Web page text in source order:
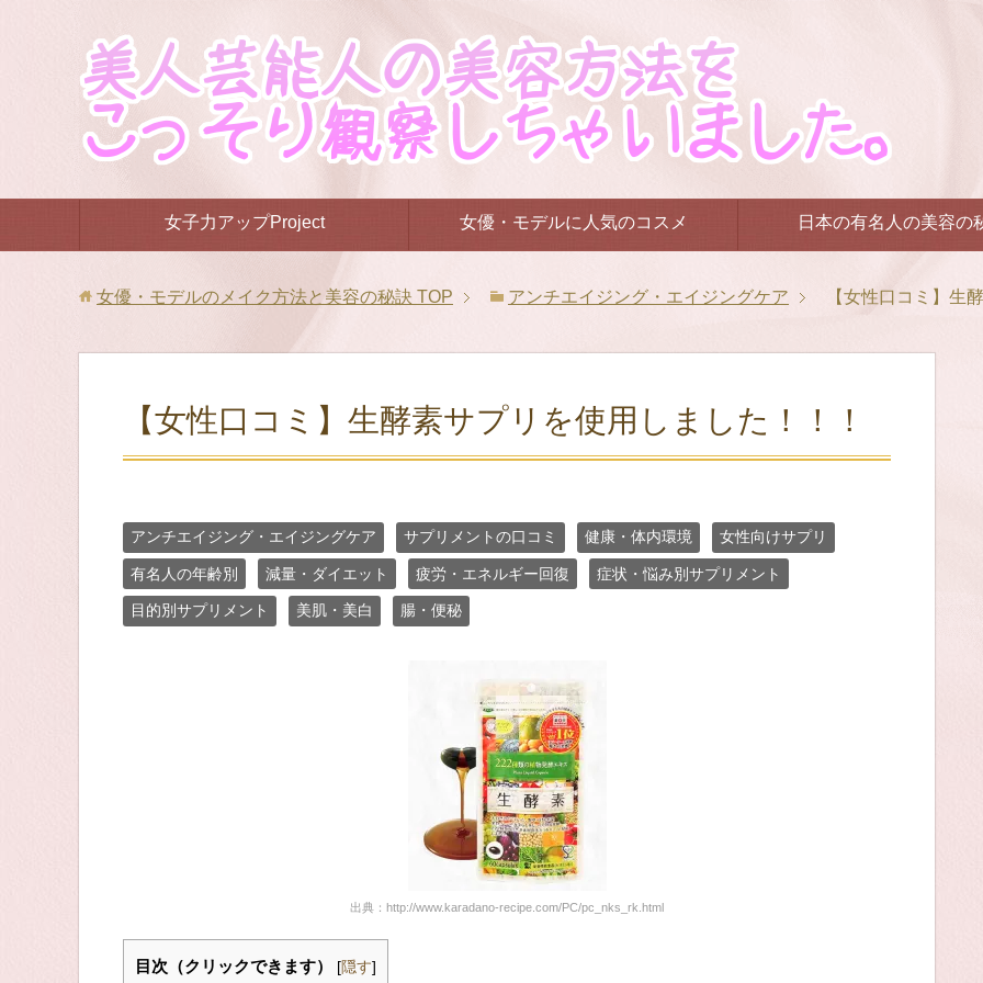
女子力アップProject 女優・モデルに人気のコスメ 日本の有名人の美容の
女優・モデルのメイク方法と美容の秘訣 TOP アンチエイジング・エイジングケア 【女性口コミ】生
【女性口コミ】生酵素サプリを使用しました！！！
アンチエイジング・エイジングケア サプリメントの口コミ 健康・体内環境 女性向けサプリ
有名人の年齢別 減量・ダイエット 疲労・エネルギー回復 症状・悩み別サプリメント
目的別サプリメント 美肌・美白 腸・便秘
出典：http://www.karadano-recipe.com/PC/pc_nks_rk.html
目次（クリックできます） [隠す]